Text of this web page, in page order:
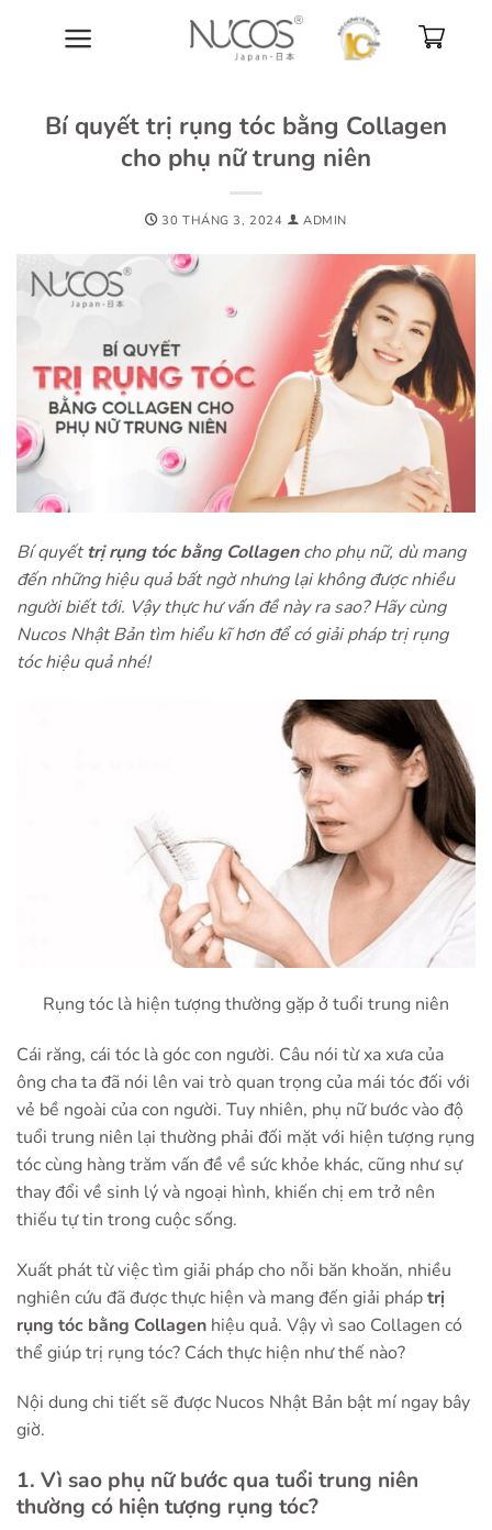
Bí quyết trị rụng tóc bằng Collagen
cho phụ nữ trung niên
30 THÁNG 3, 2024 ADMIN
Bí quyếttrị rụng tóc bằng Collagencho phụ nữ, dù mang
đến những hiệu quả bất ngờ nhưng lại không được nhiều
người biết tới. Vậy thực hư vấn đề này ra sao? Hãy cùng
Nucos Nhật Bản tìm hiểu kĩ hơn để có giải pháp trị rụng
tóc hiệu quả nhé!
Rụng tóc là hiện tượng thường gặp ở tuổi trung niên
Cái răng, cái tóc là góc con người. Câu nói từ xa xưa của
ông cha ta đã nói lên vai trò quan trọng của mái tóc đối với
vẻ bề ngoài của con người. Tuy nhiên, phụ nữ bước vào độ
tuổi trung niên lại thường phải đối mặt với hiện tượng rụng
tóc cùng hàng trăm vấn đề về sức khỏe khác, cũng như sự
thay đổi về sinh lý và ngoại hình, khiến chị em trở nên
thiếu tự tin trong cuộc sống.
Xuất phát từ việc tìm giải pháp cho nỗi băn khoăn, nhiều
nghiên cứu đã được thực hiện và mang đến giải pháptrị
rụng tóc bằng Collagen hiệu quả. Vậy vì sao Collagen có
thể giúp trị rụng tóc? Cách thực hiện như thế nào?
Nội dung chi tiết sẽ được Nucos Nhật Bản bật mí ngay bây
giờ.
1. Vì sao phụ nữ bước qua tuổi trung niên
thường có hiện tượng rụng tóc?